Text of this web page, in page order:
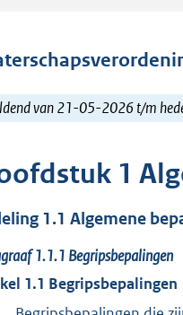
van 21-05-2026 t/m
1
1.1 Algemene
1.1.1 Begripsbepalingen
1.1 Begripsbepalingen